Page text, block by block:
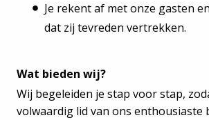
Je rekent af met onze gasten
dat zij tevreden vertrekken.
Wat bieden wij?
Wij begeleiden je stap voor stap,
volwaardig lid van ons enthousiaste